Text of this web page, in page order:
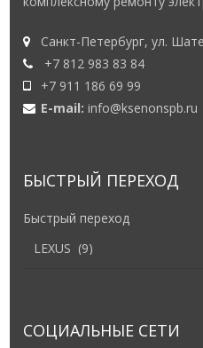
Санкт-Петербург, ул.
+7 812 983 83 84
+7 911 186 69 99
E-mail:info@ksenonspb.ru
БЫСТРЫЙ ПЕРЕХОД
Быстрый переход
СОЦИАЛЬНЫЕ СЕТИ